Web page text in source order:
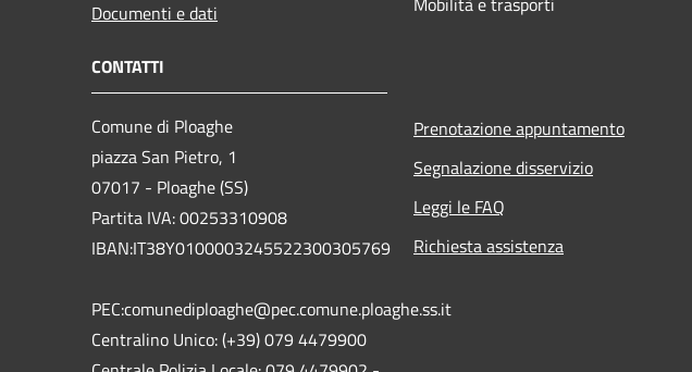
Documenti e dati
CONTATTI
Comune di Ploaghe
piazza San Pietro, 1
07017 - Ploaghe (SS)
Partita IVA: 00253310908
IBAN:IT38Y0100003245522300305769
PEC:comunediploaghe@pec.comune.ploaghe.ss.it
Centralino Unico: (+39) 079 4479900
Prenotazione appuntamento
Segnalazione disservizio
Leggi le FAQ
Richiesta assistenza